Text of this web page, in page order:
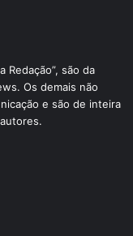
Redação”, são da
Os demais não
e são de inteira